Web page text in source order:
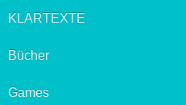
KLARTEXTE
Bücher
Games